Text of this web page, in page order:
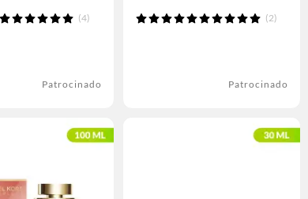
(4)
Patrocinado
(2)
Patrocinado